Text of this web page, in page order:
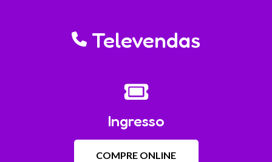
Televendas
Ingresso
COMPRE ONLINE